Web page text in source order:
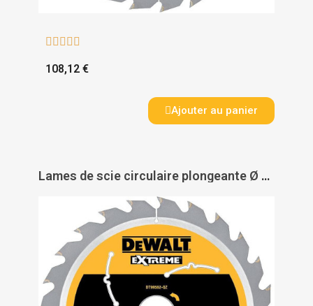
    
108,12 €
Ajouter au panier
Lames de scie circulaire plongeante Ø 165 mm XR Extreme Runtime - DEWALT